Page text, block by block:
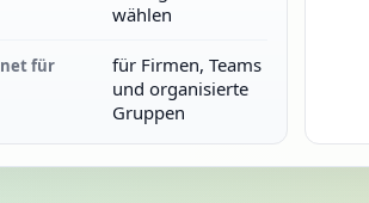
wählen
für
für Firmen, Teams
und organisierte
Gruppen